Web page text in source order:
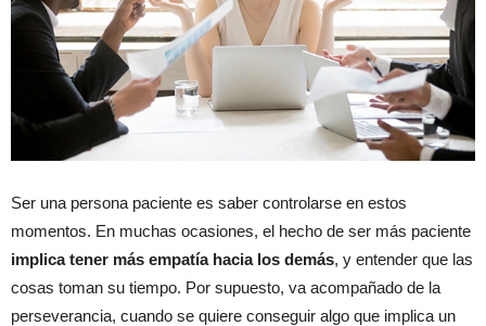
Ser una persona paciente es saber controlarse en estos
momentos. En muchas ocasiones, el hecho de ser más paciente
implica tener más empatía hacia los demás, y entender que las
cosas toman su tiempo. Por supuesto, va acompañado de la
perseverancia, cuando se quiere conseguir algo que implica un